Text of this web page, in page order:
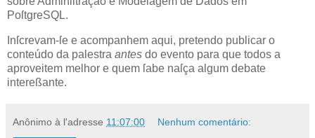
PoſtgreSQL.
Inſcrevam-ſe e acompanhem aqui, pretendo publicar o
conteúdo da palestra antes do evento para que todos a
aproveitem melhor e quem ſabe naſça algum debate
intereßante.
Anônimo à l'adresse 11:07:00 Nenhum comentário: